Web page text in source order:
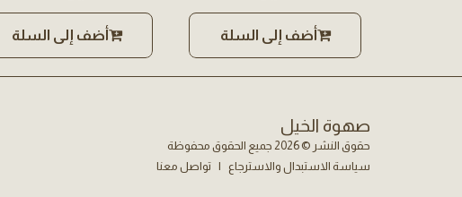
أضف إلى السلة أضف إلى السلة
صهوة الخيل
حقوق النشر © 2026 جميع الحقوق محفوظة
سياسة الاستبدال والاسترجاع | تواصل معنا